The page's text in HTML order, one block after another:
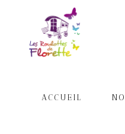
ACCUEIL